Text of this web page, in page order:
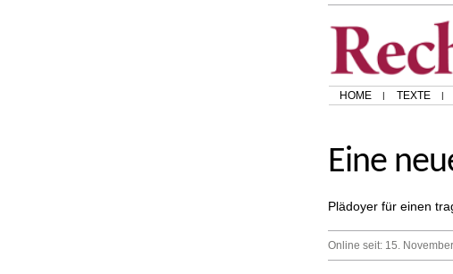
HOME TEXTE
Eine
Plädoyer für einen
Online seit: 15.